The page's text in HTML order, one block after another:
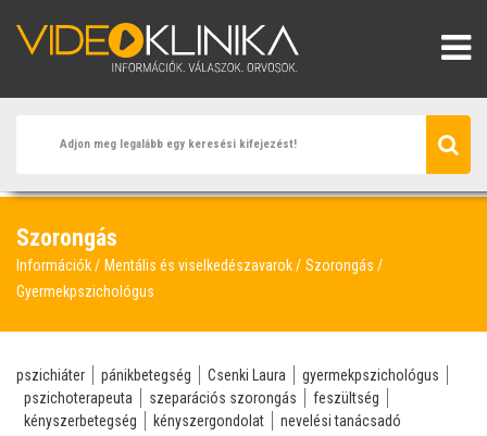
Szorongás
Információk Mentális és viselkedészavarok
Szorongás
Gyermekpszichológus
pszichiáter pánikbetegség Csenki Laura
gyermekpszichológus
pszichoterapeuta
szeparációs szorongás
feszültség
kényszerbetegség
kényszergondolat nevelési tanácsadó